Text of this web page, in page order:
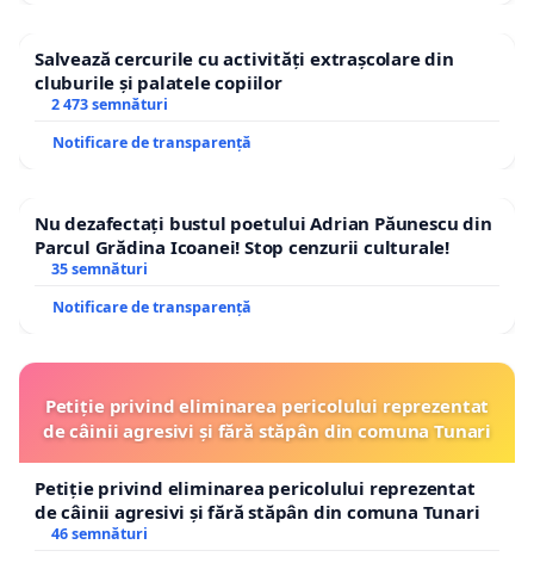
Sergiu Mișcoiu
Claudiu Crăciun
Andrei Țăranu
Liviu Rotman
Liviu Antonesei
Paul Şerban Agachi
Adina Babeş
Iordan Bărbulescu
Salvează cercurile cu activități extrașcolare din
cluburile și palatele copiilor
2 473 semnături
Notificare de transparență
Nu dezafectați bustul poetului Adrian Păunescu din
Parcul Grădina Icoanei! Stop cenzurii culturale!
35 semnături
Notificare de transparență
Petiție privind eliminarea pericolului reprezentat
de câinii agresivi și fără stăpân din comuna Tunari
Petiție privind eliminarea pericolului reprezentat
de câinii agresivi și fără stăpân din comuna Tunari
46 semnături